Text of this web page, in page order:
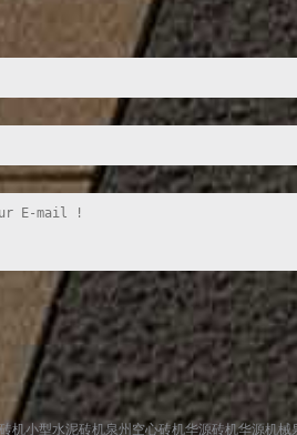
机小型水泥砖机泉州空心砖机华源砖机华源机械